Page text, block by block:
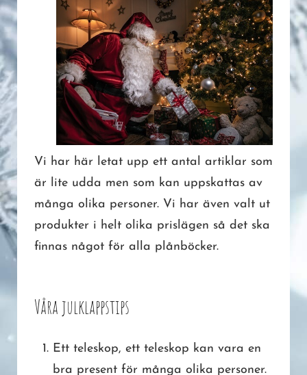
Vi har här letat upp ett antal artiklar som
är lite udda men som kan uppskattas av
många olika personer. Vi har även valt ut
produkter i helt olika prislägen så det ska
finnas något för alla plånböcker.
Våra julklappstips
Ett teleskop, ett teleskop kan vara en
bra present för många olika personer.